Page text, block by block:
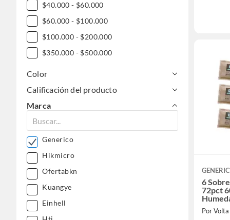
$40.000 - $60.000
$60.000 - $100.000
$100.000 - $200.000
$350.000 - $500.000
Color
Calificación del producto
Marca
Generico
Hikmicro
Ofertabkn
Kuangye
Einhell
6
72pct
Por